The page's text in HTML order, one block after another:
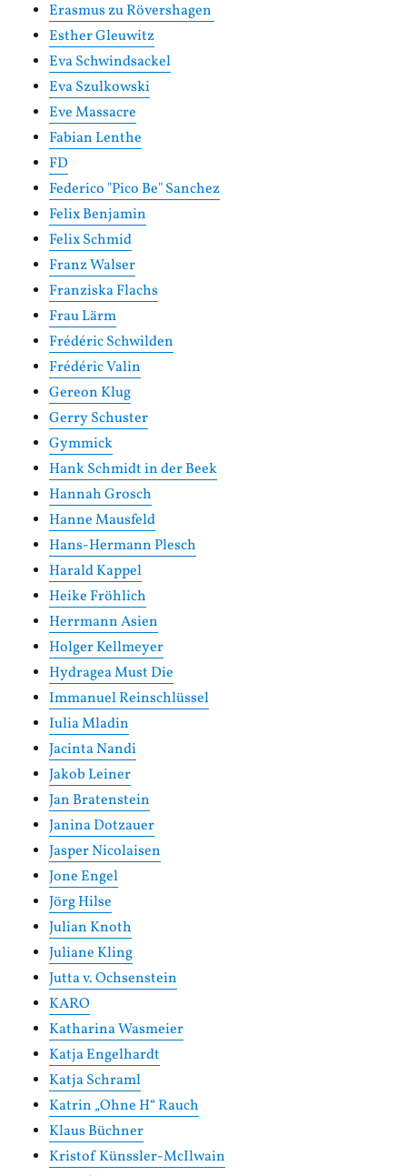
Erasmus zu Rövershagen
Esther Gleuwitz
Eva Schwindsackel
Eva Szulkowski
Eve Massacre
Fabian Lenthe
FD
Federico "Pico Be" Sanchez
Felix Benjamin
Felix Schmid
Franz Walser
Franziska Flachs
Frau Lärm
Frédéric Schwilden
Frédéric Valin
Gereon Klug
Gerry Schuster
Gymmick
Hank Schmidt in der Beek
Hannah Grosch
Hanne Mausfeld
Hans-Hermann Plesch
Harald Kappel
Heike Fröhlich
Herrmann Asien
Holger Kellmeyer
Hydragea Must Die
Immanuel Reinschlüssel
Iulia Mladin
Jacinta Nandi
Jakob Leiner
Jan Bratenstein
Janina Dotzauer
Jasper Nicolaisen
Jone Engel
Jörg Hilse
Julian Knoth
Juliane Kling
Jutta v. Ochsenstein
KARO
Katharina Wasmeier
Katja Engelhardt
Katja Schraml
Katrin „Ohne H“ Rauch
Klaus Büchner
Kristof Künssler-McIlwain